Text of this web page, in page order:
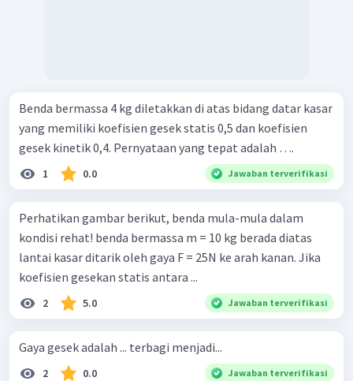
Benda bermassa 4 kg diletakkan di atas bidang datar kasar
yang memiliki koefisien gesek statis 0,5 dan koefisien
gesek kinetik 0,4. Pernyataan yang tepat adalah ….
1 0.0 Jawaban terverifikasi
Perhatikan gambar berikut, benda mula-mula dalam
kondisi rehat! benda bermassa m = 10 kg berada diatas
lantai kasar ditarik oleh gaya F = 25N ke arah kanan. Jika
koefisien gesekan statis antara ...
2 5.0 Jawaban terverifikasi
Gaya gesek adalah ... terbagi menjadi...
2 0.0 Jawaban terverifikasi